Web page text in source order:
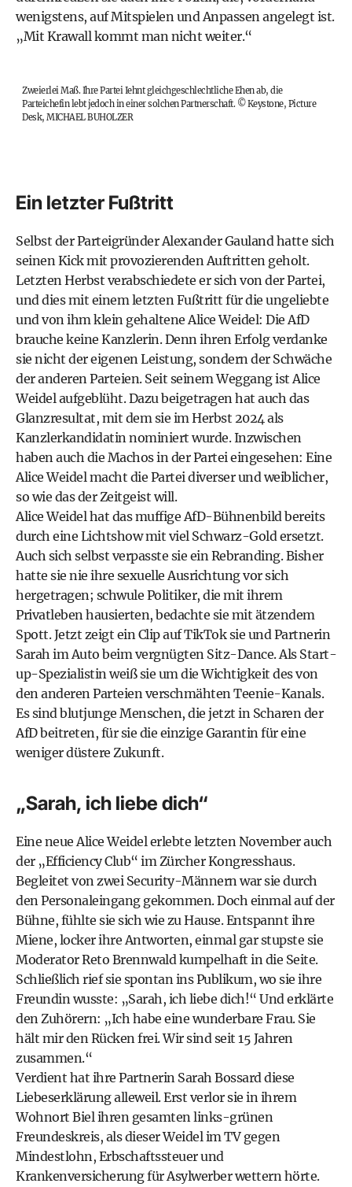
wenigstens, auf Mitspielen und Anpassen angelegt ist.
„Mit Krawall kommt man nicht weiter.“
Zweierlei Maß. Ihre Partei Iehnt gleichgeschlechtliche Ehen ab, die
Parteichefin lebt jedoch in einer solchen Partnerschaft. ©Keystone, Picture
Desk, MICHAEL BUHOLZER
Ein letzter Fußtritt
Selbst der Parteigründer Alexander Gauland hatte sich
seinen Kick mit provozierenden Auftritten geholt.
Letzten Herbst verabschiedete er sich von der Partei,
und dies mit einem letzten Fußtritt für die ungeliebte
und von ihm klein gehaltene Alice Weidel: Die AfD
brauche keine Kanzlerin. Denn ihren Erfolg verdanke
sie nicht der eigenen Leistung, sondern der Schwäche
der anderen Parteien. Seit seinem Weggang ist Alice
Weidel aufgeblüht. Dazu beigetragen hat auch das
Glanzresultat, mit dem sie im Herbst 2024 als
Kanzlerkandidatin nominiert wurde. Inzwischen
haben auch die Machos in der Partei eingesehen: Eine
Alice Weidel macht die Partei diverser und weiblicher,
so wie das der Zeitgeist will.
Alice Weidel hat das muffige AfD-Bühnenbild bereits
durch eine Lichtshow mit viel Schwarz-Gold ersetzt.
Auch sich selbst verpasste sie ein Rebranding. Bisher
hatte sie nie ihre sexuelle Ausrichtung vor sich
hergetragen; schwule Politiker, die mit ihrem
Privatleben hausierten, bedachte sie mit ätzendem
Spott. Jetzt zeigt ein Clip auf TikTok sie und Partnerin
Sarah im Auto beim vergnügten Sitz-Dance. Als Start-
up-Spezialistin weiß sie um die Wichtigkeit des von
den anderen Parteien verschmähten Teenie-Kanals.
Es sind blutjunge Menschen, die jetzt in Scharen der
AfD beitreten, für sie die einzige Garantin für eine
weniger düstere Zukunft.
„Sarah, ich liebe dich“
Eine neue Alice Weidel erlebte letzten November auch
der „Efficiency Club“ im Zürcher Kongresshaus.
Begleitet von zwei Security-Männern war sie durch
den Personaleingang gekommen. Doch einmal auf der
Bühne, fühlte sie sich wie zu Hause. Entspannt ihre
Miene, locker ihre Antworten, einmal gar stupste sie
Moderator Reto Brennwald kumpelhaft in die Seite.
Schließlich rief sie spontan ins Publikum, wo sie ihre
Freundin wusste: „Sarah, ich liebe dich!“ Und erklärte
den Zuhörern: „Ich habe eine wunderbare Frau. Sie
hält mir den Rücken frei. Wir sind seit 15 Jahren
zusammen.“
Verdient hat ihre Partnerin Sarah Bossard diese
Liebeserklärung alleweil. Erst verlor sie in ihrem
Wohnort Biel ihren gesamten links-grünen
Freundeskreis, als dieser Weidel im TV gegen
Mindestlohn, Erbschaftssteuer und
Krankenversicherung für Asylwerber wettern hörte.